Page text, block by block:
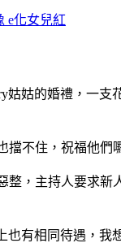
e化女兒紅
姑姑的婚禮，一支
擋不住，祝福他們
整，主持人要求新
也有相同待遇，我